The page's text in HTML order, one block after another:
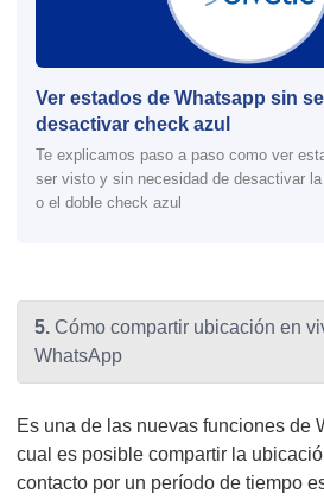
Ver estados de Whatsapp sin
desactivar check azul
Te explicamos paso a paso como ver
ser visto y sin necesidad de desactivar
o el doble check azul
5. Cómo compartir ubicación en
WhatsApp
Es una de las nuevas funciones de
cual es posible compartir la
contacto por un período de tiempo